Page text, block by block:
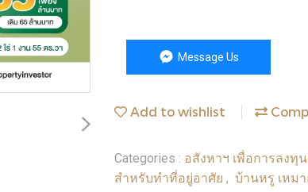
Message Us
Add to wishlist
Categories : อสังหาฯ เพื่อการลงทุน
สำหรับทำที่อยู่อาศัย , บ้านหรู เหม